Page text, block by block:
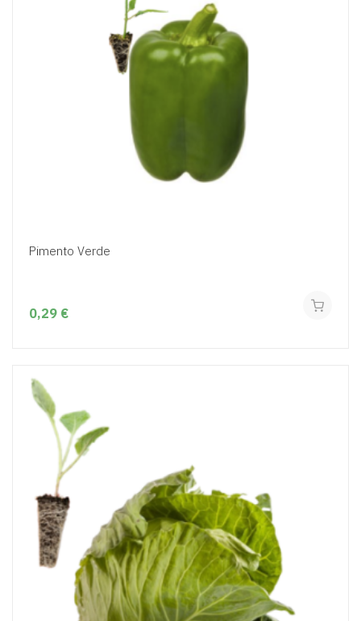
Pimento Verde
0,29 €